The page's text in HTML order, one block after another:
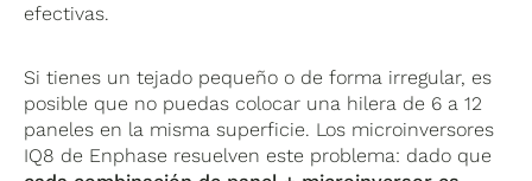
efectivas.
Si tienes un tejado pequeño o de forma irregular, es
posible que no puedas colocar una hilera de 6 a 12
paneles en la misma superficie. Los microinversores
IQ8 de Enphase resuelven este problema: dado que